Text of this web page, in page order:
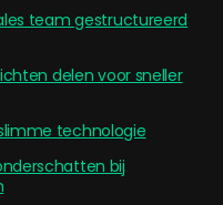
team gestructureerd
delen voor sneller
technologie
bij